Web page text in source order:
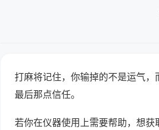
打麻将记住，你输掉的不是运气
最后那点信任。
若你在仪器使用上需要帮助，想获